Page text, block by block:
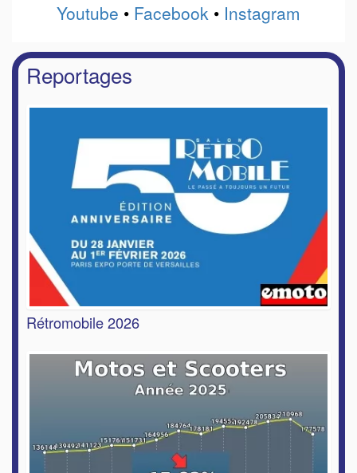
Youtube • Facebook • Instagram
Reportages
Rétromobile 2026